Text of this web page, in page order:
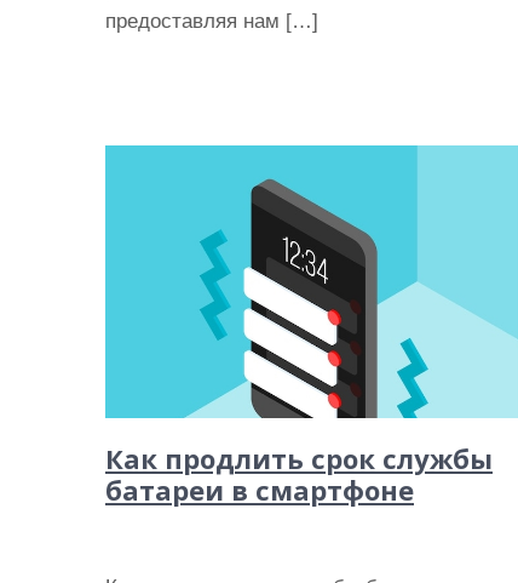
предоставляя нам […]
Как продлить срок службы
батареи в смартфоне